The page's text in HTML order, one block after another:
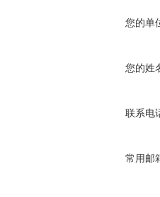
您的单
您的姓
联系电
常用邮